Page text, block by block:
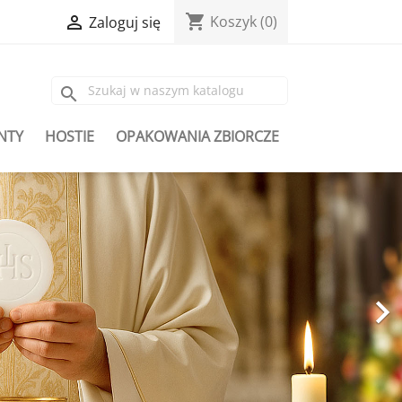
 Zaloguj się shopping_cart Koszyk(0)
search
HOSTIE OPAKOWANIA ZBIORCZE